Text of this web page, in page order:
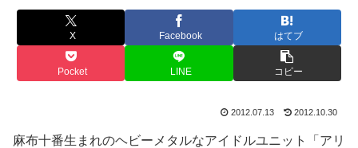
X Facebook はてブ
Pocket LINE コピー
2012.07.13 2012.10.30
麻布十番生まれのヘビーメタルなアイドルユニット「アリ